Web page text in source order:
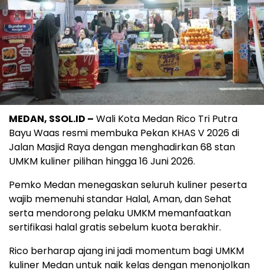
MEDAN, SSOL.ID – Wali Kota Medan Rico Tri Putra
Bayu Waas resmi membuka Pekan KHAS V 2026 di
Jalan Masjid Raya dengan menghadirkan 68 stan
UMKM kuliner pilihan hingga 16 Juni 2026.
Pemko Medan menegaskan seluruh kuliner peserta
wajib memenuhi standar Halal, Aman, dan Sehat
serta mendorong pelaku UMKM memanfaatkan
sertifikasi halal gratis sebelum kuota berakhir.
Rico berharap ajang ini jadi momentum bagi UMKM
kuliner Medan untuk naik kelas dengan menonjolkan